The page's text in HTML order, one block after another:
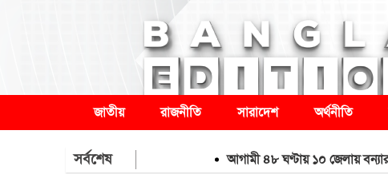
জাতীয় রাজনীতি সারাদেশ অর্থনীতি
সর্বশেষ আগামী ৪৮ ঘণ্টায় ১০ জেলায় বন্যার শঙ্কা